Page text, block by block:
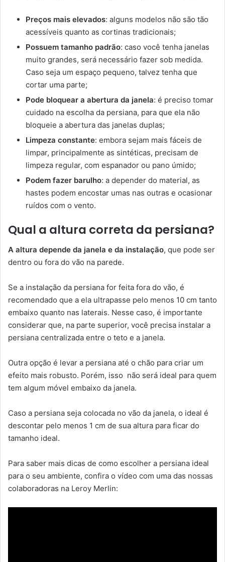
Preços mais elevados: alguns modelos não são tão
acessíveis quanto as cortinas tradicionais;
Possuem tamanho padrão: caso você tenha janelas
muito grandes, será necessário fazer sob medida.
Caso seja um espaço pequeno, talvez tenha que
cortar uma parte;
Pode bloquear a abertura da janela: é preciso tomar
cuidado na escolha da persiana, para que ela não
bloqueie a abertura das janelas duplas;
Limpeza constante: embora sejam mais fáceis de
limpar, principalmente as sintéticas, precisam de
limpeza regular, com espanador ou pano úmido;
Podem fazer barulho: a depender do material, as
hastes podem encostar umas nas outras e ocasionar
ruídos com o vento.
Qual a altura correta da persiana?
A altura depende da janela e da instalação, que pode ser
dentro ou fora do vão na parede.
Se a instalação da persiana for feita fora do vão, é
recomendado que a ela ultrapasse pelo menos 10 cm tanto
embaixo quanto nas laterais. Nesse caso, é importante
considerar que, na parte superior, você precisa instalar a
persiana centralizada entre o teto e a janela.
Outra opção é levar a persiana até o chão para criar um
efeito mais robusto. Porém, isso não será ideal para quem
tem algum móvel embaixo da janela.
Caso a persiana seja colocada no vão da janela, o ideal é
descontar pelo menos 1 cm de sua altura para ficar do
tamanho ideal.
Para saber mais dicas de como escolher a persiana ideal
para o seu ambiente, confira o vídeo com uma das nossas
colaboradoras na Leroy Merlin: